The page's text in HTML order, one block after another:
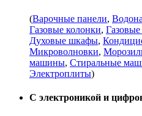
(Варочные панели,
Газовые колонки,
Духовые шкафы,
Микроволновки,
машины, Стиральные
Электроплиты)
С электроникой и